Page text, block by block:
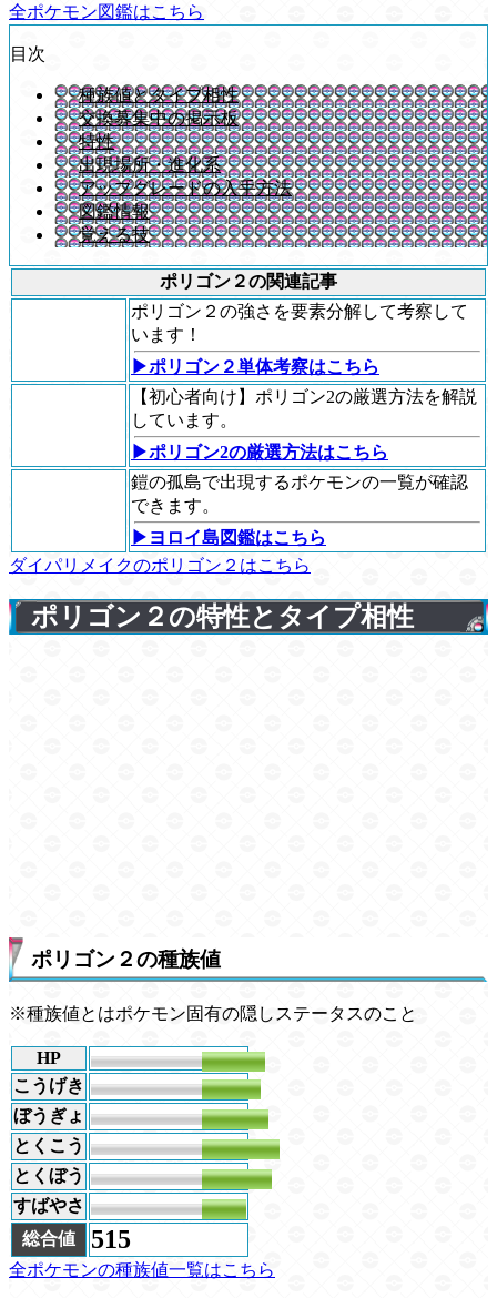
全ポケモン図鑑はこちら
目次
種族値とタイプ相性
交換募集中の掲示板
特性
出現場所・進化系
アップグレードの入手方法
図鑑情報
覚える技
ポリゴン２の関連記事
ポリゴン２の強さを要素分解して考察して
います！
▶ポリゴン２単体考察はこちら
【初心者向け】ポリゴン2の厳選方法を解説
しています。
▶ポリゴン2の厳選方法はこちら
鎧の孤島で出現するポケモンの一覧が確認
できます。
▶ヨロイ島図鑑はこちら
ダイパリメイクのポリゴン２はこちら
ポリゴン２の特性とタイプ相性
ポリゴン２の種族値
※種族値とはポケモン固有の隠しステータスのこと
HP
85
こうげき
80
ぼうぎょ
90
とくこう
105
とくぼう
95
すばやさ
60
総合値
515
全ポケモンの種族値一覧はこちら